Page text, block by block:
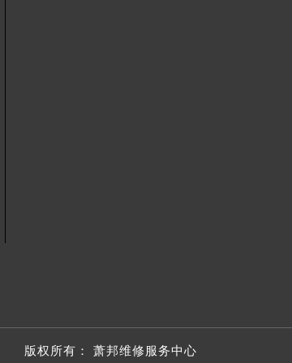
前预约）
店1楼萧邦售后服务中心（需提前预约）
层1102室萧邦售后服务中心（北京总部）（需
服务中心（需提前预约）
中心（需提前预约）
名表维修萧邦售后服务中心（需提前预约）
务中心（需提前预约）
版权所有： 萧邦维修服务中心